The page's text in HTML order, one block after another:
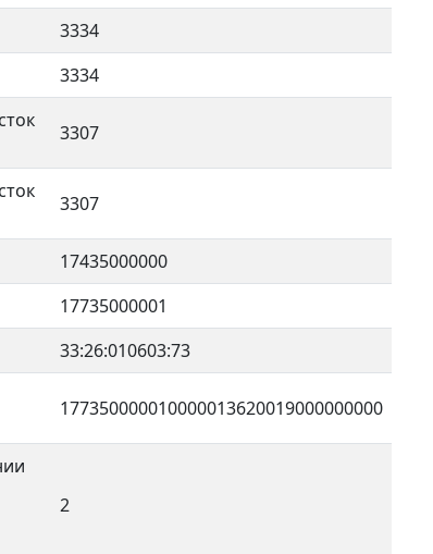
3334
3334
3307
3307
17435000000
17735000001
33:26:010603:73
177350000010000013620019000000000
2